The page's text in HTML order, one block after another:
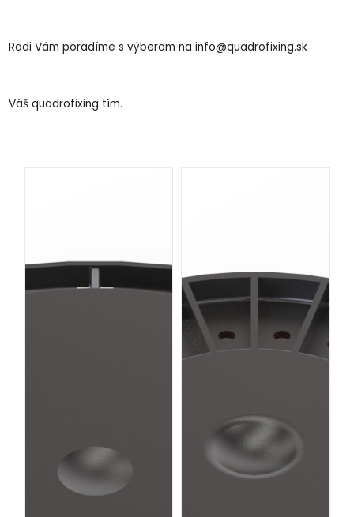
Radi Vám poradíme s výberom nainfo@quadrofixing.sk
Váš quadrofixing tím.